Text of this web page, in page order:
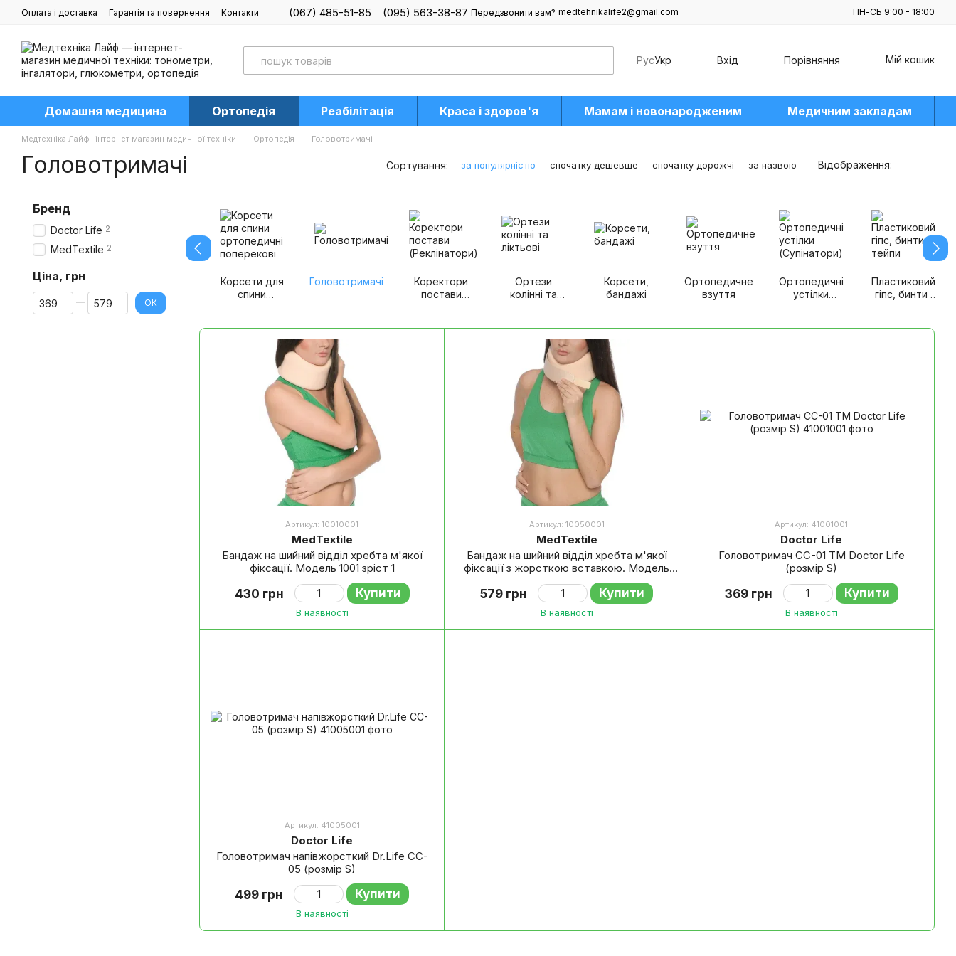
Перейти до основного контенту
Оплата і доставка Гарантія та повернення
Контакти
(067) 485-51-85 (095) 563-38-87 Передзвонити вам? medtehnikalife2@gmail.com ПН-СБ 9:00 - 18:00
РусУкр Вхід Порівняння Мій кошик
Домашня медицина Ортопедія Реабілітація Краса і здоров'я Мамам і новонародженим Медичним закладам
Медтехніка Лайф -інтернет магазин медичної техніки Ортопедія Головотримачі
Головотримачі Сортування: за популярністю спочатку дешевше спочатку дорожчі за назвою Відображення:
Корсети для
спини
Головотримачі
Коректори
постави
Ортези
колінні та
Корсети,
бандажі
Ортопедичне
взуття
Ортопедичні
устілки
Пластиковий
гіпс, бинти і
Артикул: 10010001
MedTextile
Бандаж на шийний відділ хребта м'якої
фіксації. Модель 1001 зріст 1
430 грн Купити
В наявності
Артикул: 10050001
MedTextile
Бандаж на шийний відділ хребта м'якої
фіксації з жорсткою вставкою. Модель
1005 зріст 1
579 грн Купити
В наявності
Артикул: 41001001
Doctor Life
Головотримач CC-01 TM Doctor Life
(розмір S)
369 грн Купити
В наявності
Артикул: 41005001
Doctor Life
Головотримач напівжорсткий Dr.Life CC-
05 (розмір S)
499 грн Купити
В наявності
Бренд
Doctor Life 2
MedTextile 2
Ціна, грн
Від Ціна, грн
До Ціна, грн ОК